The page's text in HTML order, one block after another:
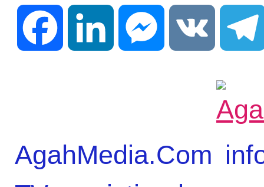
Facebook LinkedIn Messenger VK
AgahMedia.Com